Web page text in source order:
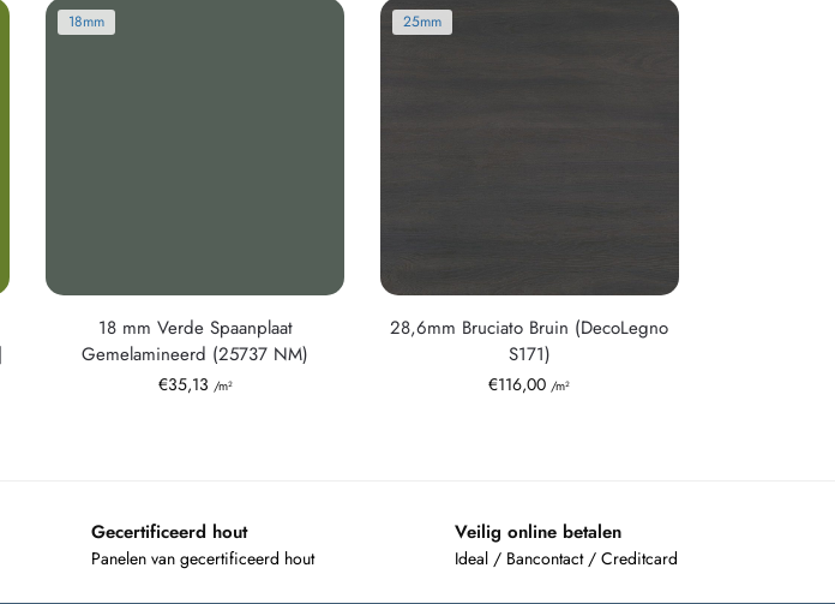
18mm
18 mm Verde Spaanplaat
Gemelamineerd (25737 NM)
€35,13 /m²
25mm
28,6mm Bruciato Bruin (DecoLegno
S171)
€116,00 /m²
Gecertificeerd hout
Panelen van gecertificeerd hout
Veilig online betalen
Ideal / Bancontact / Creditcard